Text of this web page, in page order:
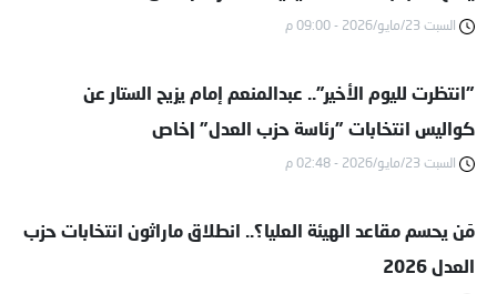
السبت 23/مايو/2026 - 09:00 م
"انتظرت لليوم الأخير".. عبدالمنعم إمام يزيح الستار عن
كواليس انتخابات "رئاسة حزب العدل" |خاص
السبت 23/مايو/2026 - 02:48 م
مَن يحسم مقاعد الهيئة العليا؟.. انطلاق ماراثون انتخابات حزب
العدل 2026